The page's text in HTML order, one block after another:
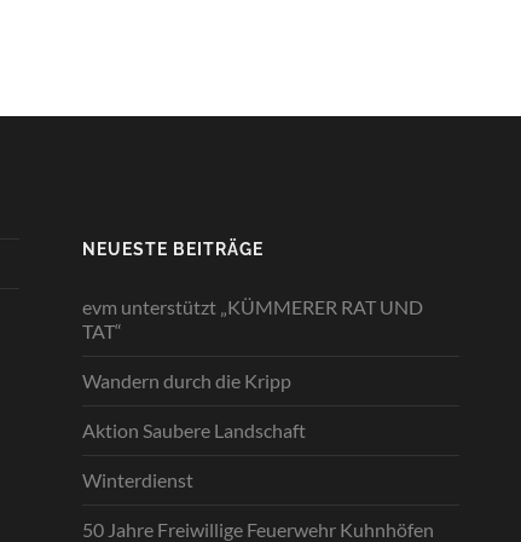
NEUESTE BEITRÄGE
evm unterstützt „KÜMMERER RAT UND
TAT“
Wandern durch die Kripp
Aktion Saubere Landschaft
Winterdienst
50 Jahre Freiwillige Feuerwehr Kuhnhöfen